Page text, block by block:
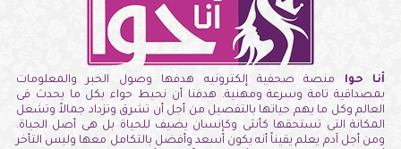
أنا حوا منصة صحفية إلكترونيه هدفها وصول الخبر والمعلومات
بمصداقية تامة وسرعة ومهنية. هدفنا أن نحيط حواء بكل ما يحدث فى
العالم وكل ما يهم حياتها بالتفصيل من أجل أن تشرق وتزداد جمالاً وتشغل
المكانة التى تستحقها كأنثى وكإنسان يضيف للحياة بل هى أصل الحياة.
ومن أجل آدم يعلم يقيناً أنه يكون أسعد وأفضل بالتكامل معها وليس التأخر